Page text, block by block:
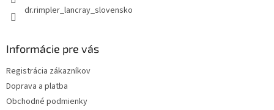
dr.rimpler_lancray_slovensko
Informácie pre vás
Registrácia zákazníkov
Doprava a platba
Obchodné podmienky